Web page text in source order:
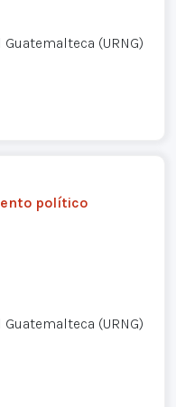
(URNG)
político
(URNG)